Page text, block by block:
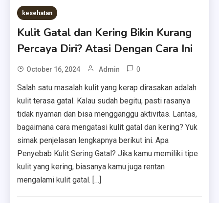
kesehatan
Kulit Gatal dan Kering Bikin Kurang
Percaya Diri? Atasi Dengan Cara Ini
October 16, 2024 Admin 0
Salah satu masalah kulit yang kerap dirasakan adalah
kulit terasa gatal. Kalau sudah begitu, pasti rasanya
tidak nyaman dan bisa mengganggu aktivitas. Lantas,
bagaimana cara mengatasi kulit gatal dan kering? Yuk
simak penjelasan lengkapnya berikut ini. Apa
Penyebab Kulit Sering Gatal? Jika kamu memiliki tipe
kulit yang kering, biasanya kamu juga rentan
mengalami kulit gatal. […]